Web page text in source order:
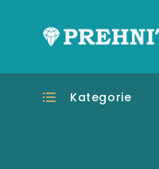
Kategorie